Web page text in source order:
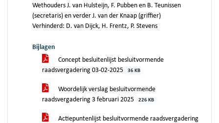
Wethouders J. van Hulsteijn, F. Pubben en B. Teunissen
(secretaris) en verder J. van der Knaap (griffier)
Verhinderd: D. van Dijck, H. Frentz, P. Stevens
Bijlagen
Concept besluitenlijst besluitvormende
raadsvergadering 03-02-2025
36 KB
Woordelijk verslag besluitvormende
raadsvergadering 3 februari 2025
226 KB
Actiepuntenlijst besluitvormende raadsvergadering